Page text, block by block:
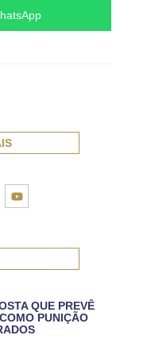
QUE PREVÊ
PUNIÇÃO